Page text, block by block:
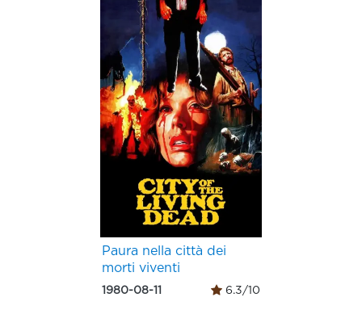
Paura nella città dei
morti viventi
1980-08-11 6.3/10